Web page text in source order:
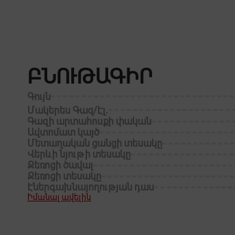
ԲՆՈՒԹԱԳԻՐ
Գույն
Մակերես Գազ/Էլ․
Գազի արտահոսքի փական
Ավտոմատ կայծ
Մետաղական ցանցի տեսակը
Վերևի նյութի տեսակը
Ջեռոցի ծավալ
Ջեռոցի տեսակը
Էներգախնայողության դաս
Իմանալ ավելին